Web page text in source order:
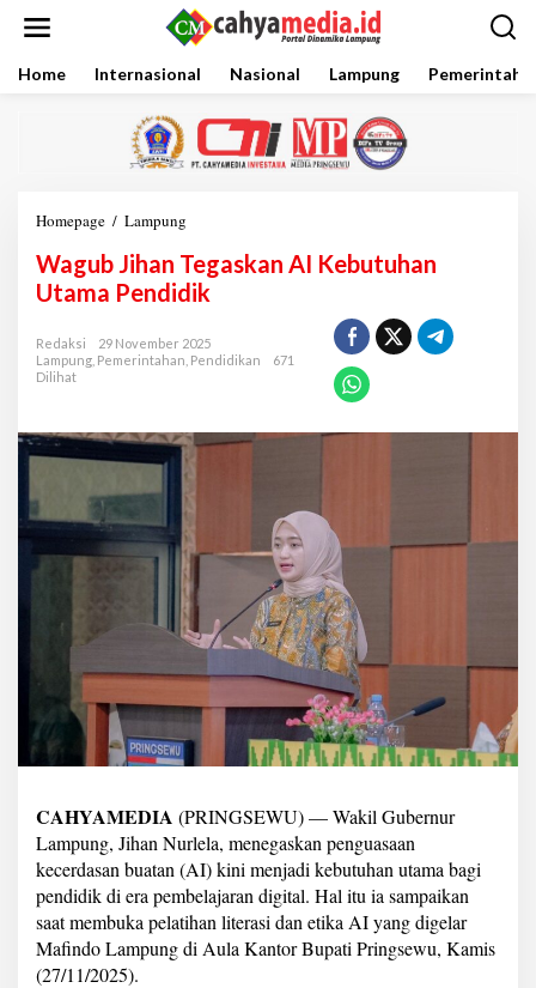
Home Internasional Nasional Lampung
Homepage / Lampung
g
u
b
i
h
T
e
g
a
s
k
a
n
A
I
K
e
u
t
n
U
t
a
m
a
P
Wagub Jihan Tegaskan AI Kebutuhan
Utama Pendidik
Redaksi
29 November 2025
Lampung Pemerintahan Pendidikan
671
Dilihat
CAHYAMEDIA (PRINGSEWU) — Wakil Gubernur
Lampung, Jihan Nurlela, menegaskan penguasaan
kecerdasan buatan (AI) kini menjadi kebutuhan utama bagi
pendidik di era pembelajaran digital. Hal itu ia sampaikan
saat membuka pelatihan literasi dan etika AI yang digelar
Mafindo Lampung di Aula Kantor Bupati Pringsewu, Kamis
(27/11/2025).